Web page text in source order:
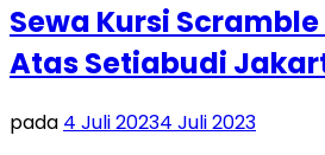
Sewa Kursi
Atas Setiabudi
pada 4 Juli 20234 Juli 2023